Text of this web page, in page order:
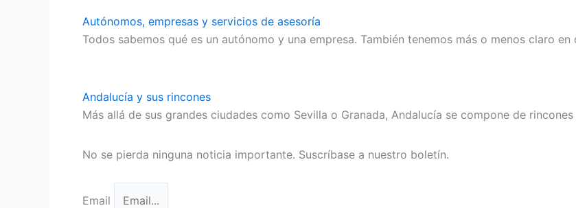
Autónomos, empresas y servicios de asesoría
Todos sabemos qué es un autónomo y una empresa. También tenemos más o menos claro
Andalucía y sus rincones
Más allá de sus grandes ciudades como Sevilla o Granada, Andalucía se compone de
No se pierda ninguna noticia importante. Suscríbase a nuestro boletín.
Email